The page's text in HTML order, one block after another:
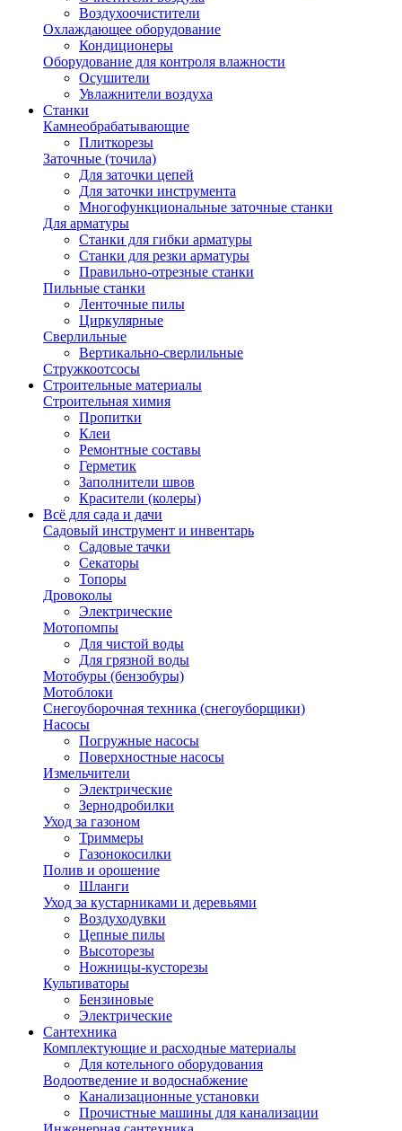
Воздухоочистители
Охлаждающее оборудование
Кондиционеры
Оборудование для контроля влажности
Осушители
Увлажнители воздуха
Станки
Камнеобрабатывающие
Плиткорезы
Заточные (точила)
Для заточки цепей
Для заточки инструмента
Многофункциональные заточные станки
Для арматуры
Станки для гибки арматуры
Станки для резки арматуры
Правильно-отрезные станки
Пильные станки
Ленточные пилы
Циркулярные
Сверлильные
Вертикально-сверлильные
Стружкоотсосы
Строительные материалы
Строительная химия
Пропитки
Клеи
Ремонтные составы
Герметик
Заполнители швов
Красители (колеры)
Всё для сада и дачи
Садовый инструмент и инвентарь
Садовые тачки
Секаторы
Топоры
Дровоколы
Электрические
Мотопомпы
Для чистой воды
Для грязной воды
Мотобуры (бензобуры)
Мотоблоки
Снегоуборочная техника (снегоуборщики)
Насосы
Погружные насосы
Поверхностные насосы
Измельчители
Электрические
Зернодробилки
Уход за газоном
Триммеры
Газонокосилки
Полив и орошение
Шланги
Уход за кустарниками и деревьями
Воздуходувки
Цепные пилы
Высоторезы
Ножницы-кусторезы
Культиваторы
Бензиновые
Электрические
Сантехника
Комплектующие и расходные материалы
Для котельного оборудования
Водоотведение и водоснабжение
Канализационные установки
Прочистные машины для канализации